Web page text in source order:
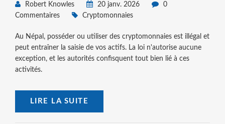
Robert Knowles 20 janv. 2026
0
Commentaires
Cryptomonnaies
Au Népal, posséder ou utiliser des cryptomonnaies est illégal et
peut entraîner la saisie de vos actifs. La loi n'autorise aucune
exception, et les autorités confisquent tout bien lié à ces
activités.
LIRE LA SUITE